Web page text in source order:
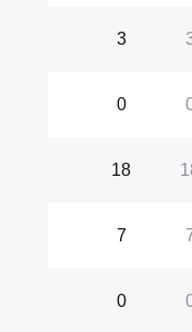
3
0
18
7
0